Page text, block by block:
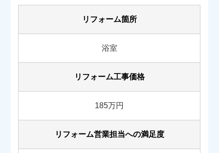
リフォーム箇所
浴室
リフォーム工事価格
185万円
リフォーム営業担当への満足度